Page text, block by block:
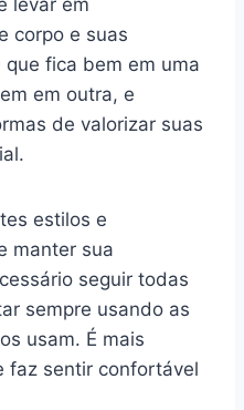
levar em
corpo e suas
fica bem em uma
em outra, e
de valorizar suas
estilos e
manter sua
seguir todas
sempre usando as
usam. É mais
faz sentir confortável